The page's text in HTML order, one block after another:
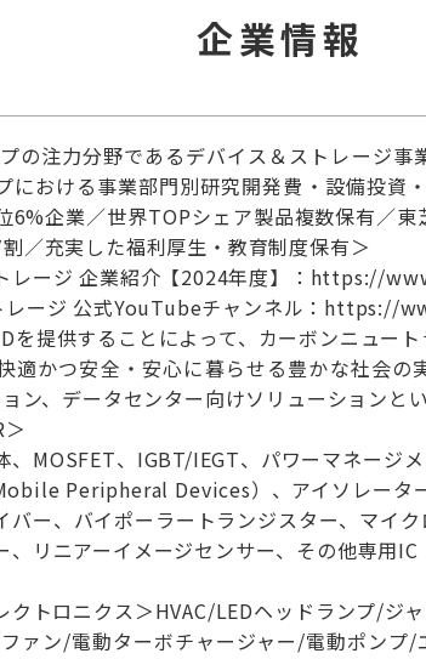
企業情報
の注力分野であるデバイス＆ストレージ
における事業部門別研究開発費・設備投
6%企業／世界TOPシェア製品複数保有／
／充実した福利厚生・教育制度保有＞
レージ 企業紹介【2024年度】：https://
ージ 公式YouTubeチャンネル：https://
を提供することによって、カーボンニュー
適かつ安全・安心に暮らせる豊かな社会
ン、データセンター向けソリューションと
MOSFET、IGBT/IEGT、パワーマネージ
Peripheral Devices）、アイソレータ
バー、バイポーラートランジスター、マイ
、リニアーイメージセンサー、その他専用IC
トロニクス＞HVAC/LEDヘッドランプ/ジ
ァン/電動ターボチャージャー/電動ポン